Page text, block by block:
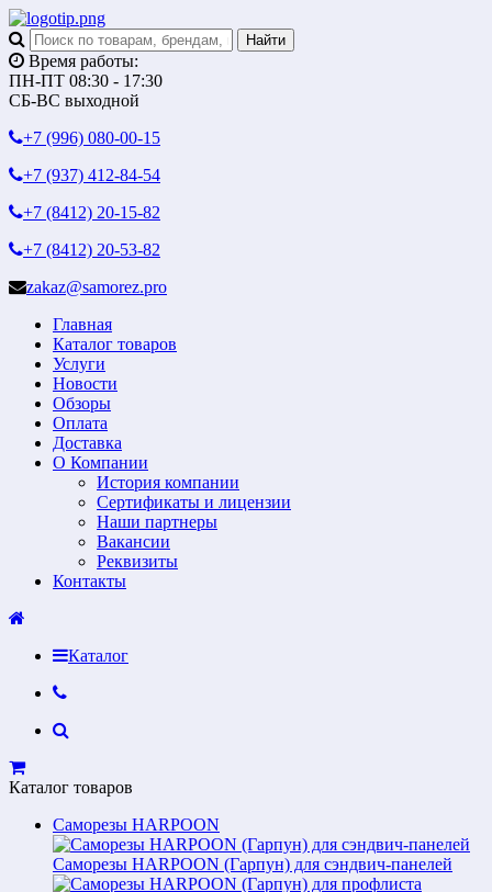
Время работы:
ПН-ПТ 08:30 - 17:30
СБ-ВС выходной
+7 (996) 080-00-15
+7 (937) 412-84-54
+7 (8412) 20-15-82
+7 (8412) 20-53-82
zakaz@samorez.pro
Главная
Каталог товаров
Услуги
Новости
Обзоры
Оплата
Доставка
О Компании
История компании
Сертификаты и лицензии
Наши партнеры
Вакансии
Реквизиты
Контакты
Каталог
Каталог товаров
Саморезы HARPOON
Саморезы HARPOON (Гарпун) для сэндвич-панелей